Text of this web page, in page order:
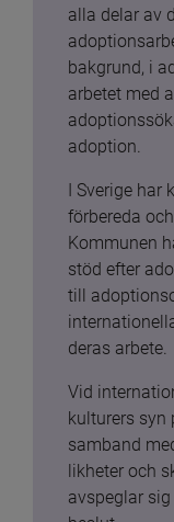
alla delar av
bakgrund, i
arbetet med
adoption.
I Sverige har
förbereda
Kommunen
stöd efter
till
deras arbete.
Vid
kulturers syn
samband
likheter och
avspeglar